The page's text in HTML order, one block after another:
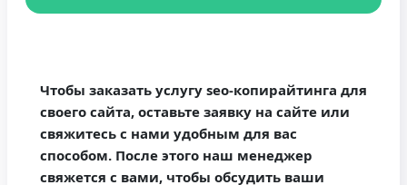
Чтобы заказать услугу seo-копирайтинга для
своего сайта, оставьте заявку на сайте или
свяжитесь с нами удобным для вас
способом. После этого наш менеджер
свяжется с вами, чтобы обсудить ваши